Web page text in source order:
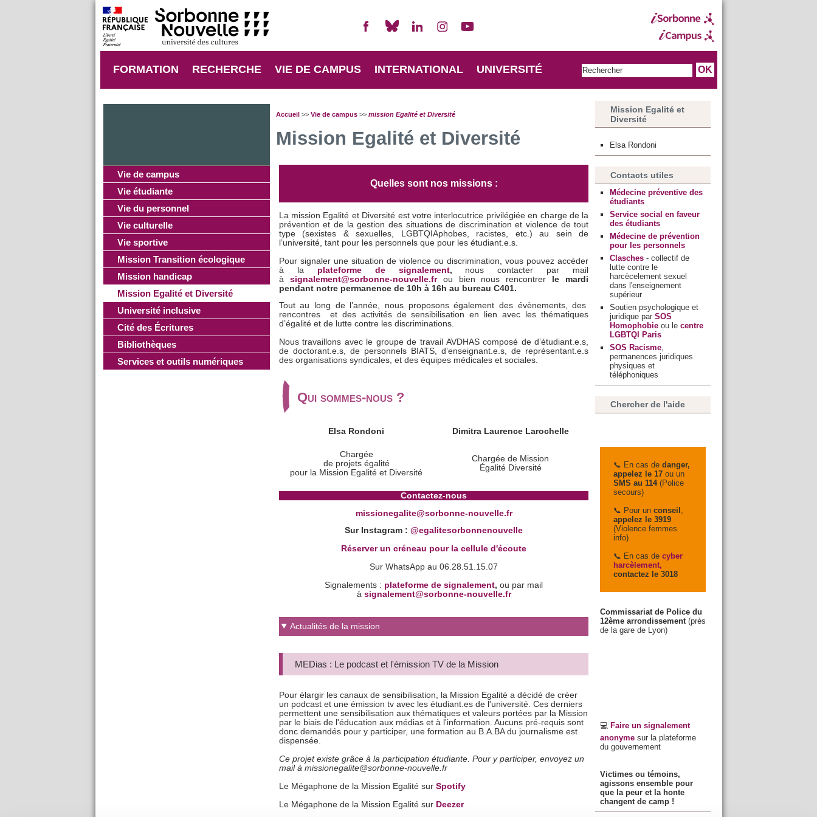
FORMATION RECHERCHE VIE DE CAMPUS INTERNATIONAL UNIVERSITÉ
Vie de campus
Vie étudiante
Vie du personnel
Vie culturelle
Vie sportive
Mission Transition écologique
Mission handicap
Mission Egalité et Diversité
Université inclusive
Cité des Écritures
Bibliothèques
Services et outils numériques
Accueil>> Vie de campus>> mission Egalité et Diversité
Mission Egalité et Diversité
Quelles sont nos missions :
La mission Egalité et Diversité est votre interlocutrice privilégiée en charge de la
prévention et de la gestion des situations de discrimination et violence de tout
type (sexistes & sexuelles, LGBTQIAphobes, racistes, etc.) au sein de
l’université, tant pour les personnels que pour les étudiant.e.s.
Pour signaler une situation de violence ou discrimination, vous pouvez accéder
à la plateforme de signalement, nous contacter par mail
à signalement@sorbonne-nouvelle.frou bien nous rencontrer le mardi
pendant notre permanence de 10h à 16h au bureau C401.
Tout au long de l’année, nous proposons également des évènements, des
rencontres et des activités de sensibilisation en lien avec les thématiques
d’égalité et de lutte contre les discriminations.
Nous travaillons avec le groupe de travail AVDHAS composé de d’étudiant.e.s,
de doctorant.e.s, de personnels BIATS, d’enseignant.e.s, de représentant.e.s
des organisations syndicales, et des équipes médicales et sociales.
Qui sommes-nous ?
Elsa Rondoni Dimitra Laurence Larochelle
Chargée
de projets égalité
pour la Mission Egalité et Diversité
Chargée de Mission
Égalité Diversité
Contactez-nous
missionegalite@sorbonne-nouvelle.fr
Sur Instagram : @egalitesorbonnenouvelle
Réserver un créneau pour la cellule d'écoute
Sur WhatsApp au 06.28.51.15.07
Signalements : plateforme de signalement, ou par mail
à signalement@sorbonne-nouvelle.fr
Actualités de la mission
MEDias : Le podcast et l'émission TV de la Mission
Pour élargir les canaux de sensibilisation, la Mission Egalité a décidé de créer
un podcast et une émission tv avec les étudiant.es de l'université. Ces derniers
permettent une sensibilisation aux thématiques et valeurs portées par la Mission
par le biais de l'éducation aux médias et à l'information. Aucuns pré-requis sont
donc demandés pour y participer, une formation au B.A.BA du journalisme est
dispensée.
Ce projet existe grâce à la participation étudiante. Pour y participer, envoyez un
mail à missionegalite@sorbonne-nouvelle.fr
Le Mégaphone de la Mission Egalité sur Spotify
Le Mégaphone de la Mission Egalité sur Deezer
Mission Egalité et
Diversité
Elsa Rondoni
Contacts utiles
Médecine préventive des
étudiants
Service social en faveur
des étudiants
Médecine de prévention
pour les personnels
Clasches - collectif de
lutte contre le
harcècelement sexuel
dans l'enseignement
supérieur
Soutien psychologique et
juridique par SOS
Homophobieou le centre
LGBTQI Paris
SOS Racisme,
permanences juridiques
physiques et
téléphoniques
Chercher de l'aide
📞 En cas de danger,
appelez le 17ou un
SMS au 114 (Police
secours)
📞 Pour un conseil ,
appelez le 3919
(Violence femmes
info)
📞 En cas de cyber
harcèlement,
contactez le 3018
Commissariat de Police du
12ème arrondissement(près
de la gare de Lyon)
💻 Faire un signalement
anonymesur la plateforme
du gouvernement
Victimes ou témoins,
agissons ensemble pour
que la peur et la honte
changent de camp !